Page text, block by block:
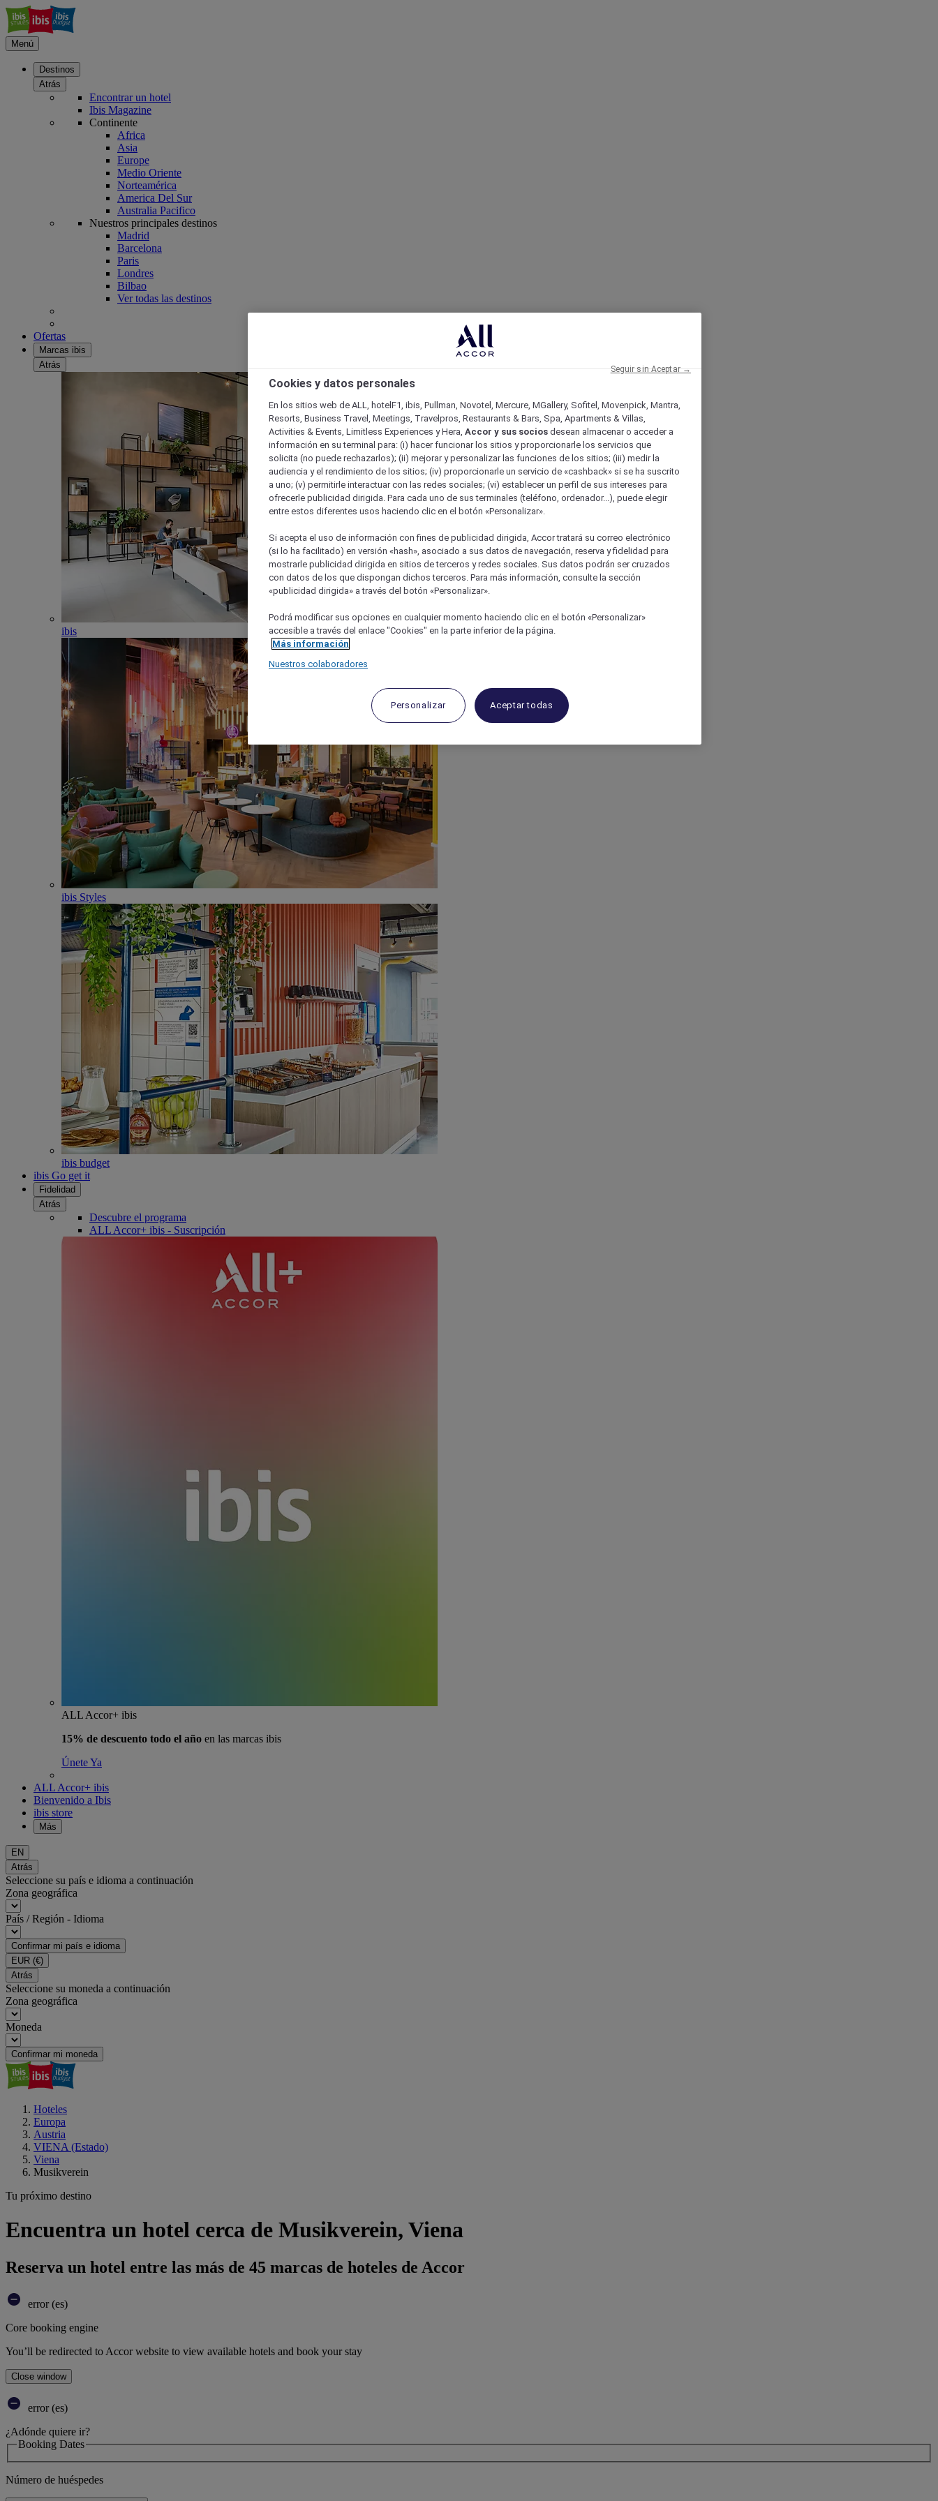
Menú
Destinos
Atrás
Encontrar un hotel
Ibis Magazine
Continente
Africa
Asia
Europe
Medio Oriente
Norteamérica
America Del Sur
Australia Pacifico
Nuestros principales destinos
Madrid
Barcelona
Paris
Londres
Bilbao
Ver todas las destinos
Ofertas
Marcas ibis
Atrás
ibis
ibis Styles
ibis budget
ibis Go get it
Fidelidad
Atrás
Descubre el programa
ALL Accor+ ibis - Suscripción
ALL Accor+ ibis
15% de descuento todo el año en las marcas ibis
Únete Ya
ALL Accor+ ibis
Bienvenido a Ibis
ibis store
Más
EN
Atrás
Seleccione su país e idioma a continuación
Zona geográfica
País / Región - Idioma
Confirmar mi país e idioma
EUR (€)
Atrás
Seleccione su moneda a continuación
Zona geográfica
Moneda
Confirmar mi moneda
Hoteles
Europa
Austria
VIENA (Estado)
Viena
Musikverein
Tu próximo destino
Encuentra un hotel cerca de Musikverein, Viena
Reserva un hotel entre las más de 45 marcas de hoteles de Accor
error (es)
Core booking engine
You’ll be redirected to Accor website to view available hotels and book your stay
Close window
error (es)
¿Adónde quiere ir?
Booking Dates
Número de huéspedes
Cookies y datos personales
En los sitios web de ALL, hotelF1, ibis, Pullman, Novotel, Mercure, MGallery, Sofitel, Movenpick, Mantra,
Resorts, Business Travel, Meetings, Travelpros, Restaurants & Bars, Spa, Apartments & Villas,
Activities & Events, Limitless Experiences y Hera, Accor y sus socios desean almacenar o acceder a
información en su terminal para: (i) hacer funcionar los sitios y proporcionarle los servicios que
solicita (no puede rechazarlos); (ii) mejorar y personalizar las funciones de los sitios; (iii) medir la
audiencia y el rendimiento de los sitios; (iv) proporcionarle un servicio de «cashback» si se ha suscrito
a uno; (v) permitirle interactuar con las redes sociales; (vi) establecer un perfil de sus intereses para
ofrecerle publicidad dirigida. Para cada uno de sus terminales (teléfono, ordenador...), puede elegir
entre estos diferentes usos haciendo clic en el botón «Personalizar».
Si acepta el uso de información con fines de publicidad dirigida, Accor tratará su correo electrónico
(si lo ha facilitado) en versión «hash», asociado a sus datos de navegación, reserva y fidelidad para
mostrarle publicidad dirigida en sitios de terceros y redes sociales. Sus datos podrán ser cruzados
con datos de los que dispongan dichos terceros. Para más información, consulte la sección
«publicidad dirigida» a través del botón «Personalizar».
Podrá modificar sus opciones en cualquier momento haciendo clic en el botón «Personalizar»
accesible a través del enlace "Cookies" en la parte inferior de la página.
Más información
Nuestros colaboradores
Personalizar Aceptar todas
Seguir sin Aceptar →